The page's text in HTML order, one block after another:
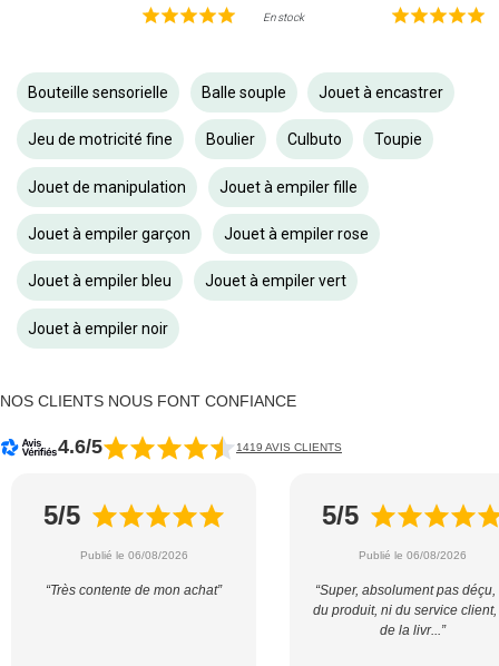
En stock
Bouteille sensorielle Balle souple Jouet à encastrer
Jeu de motricité fine Boulier Culbuto Toupie
Jouet de manipulation Jouet à empiler fille
Jouet à empiler garçon Jouet à empiler rose
Jouet à empiler bleu Jouet à empiler vert
Jouet à empiler noir
NOS CLIENTS NOUS FONT CONFIANCE
4.6/5 1419 AVIS CLIENTS
5/5
Publié le 06/08/2026
“Très contente de mon achat”
5/5
Publié le 06/08/2026
“Super, absolument pas déçu,
du produit, ni du service
de la livr...”